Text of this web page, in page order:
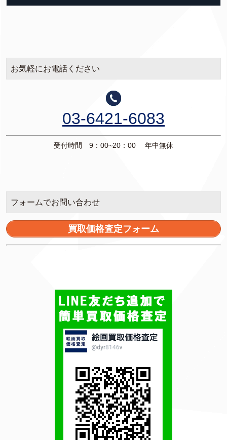
お気軽にお電話ください
03-6421-6083
受付時間 9：00~20：00 年中無休
フォームでお問い合わせ
買取価格査定フォーム